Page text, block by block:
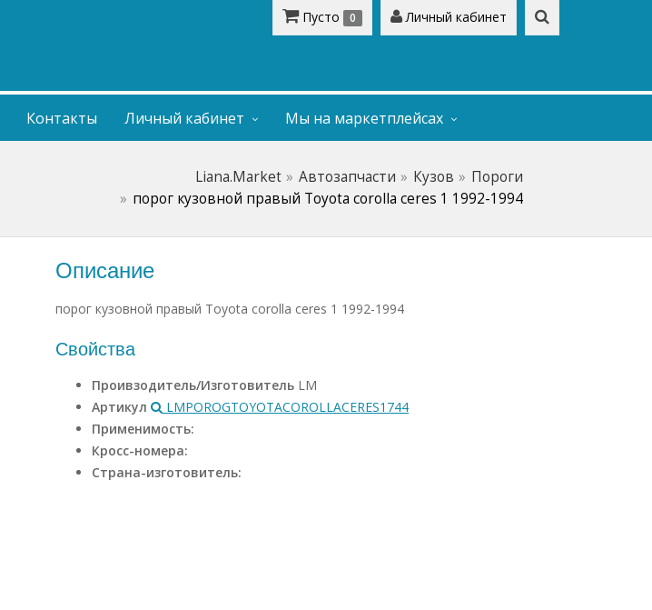
Пусто 0 Личный кабинет
Контакты Личный кабинет Мы на маркетплейсах
Liana.Market Автозапчасти Кузов
Пороги
порог кузовной правый Toyota corolla ceres 1 1992-1994
Описание
порог кузовной правый Toyota corolla ceres 1 1992-1994
Свойства
Проивзодитель/Изготовитель LM
Артикул
LMPOROGTOYOTACOROLLACERES1744
Применимость:
Кросс-номера:
Страна-изготовитель: